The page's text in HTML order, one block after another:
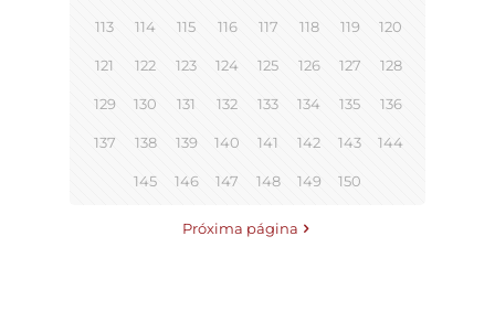
113 114 115 116 117 118 119 120
121 122 123 124 125 126 127 128
129 130 131 132 133 134 135 136
137 138 139 140 141 142 143 144
145 146 147 148 149 150
Próxima página